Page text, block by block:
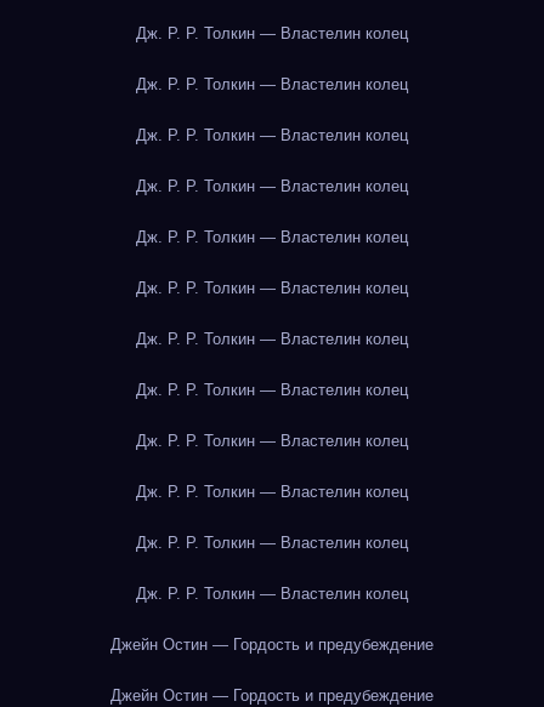
Дж. Р. Р. Толкин — Властелин колец
Дж. Р. Р. Толкин — Властелин колец
Дж. Р. Р. Толкин — Властелин колец
Дж. Р. Р. Толкин — Властелин колец
Дж. Р. Р. Толкин — Властелин колец
Дж. Р. Р. Толкин — Властелин колец
Дж. Р. Р. Толкин — Властелин колец
Дж. Р. Р. Толкин — Властелин колец
Дж. Р. Р. Толкин — Властелин колец
Дж. Р. Р. Толкин — Властелин колец
Дж. Р. Р. Толкин — Властелин колец
Дж. Р. Р. Толкин — Властелин колец
Джейн Остин — Гордость и предубеждение
Джейн Остин — Гордость и предубеждение